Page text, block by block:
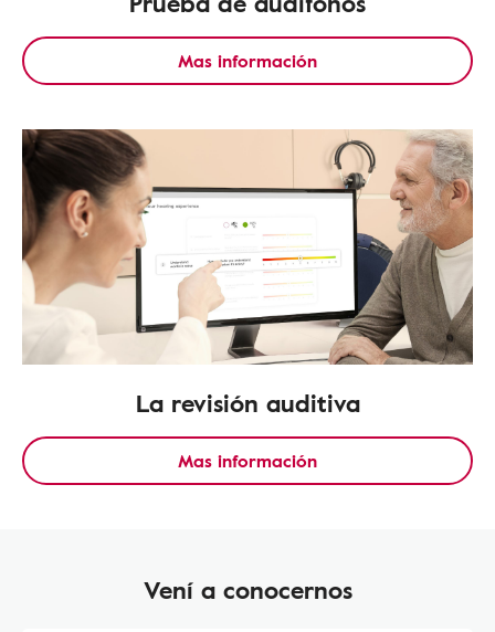
Mas información
La revisión auditiva
Mas información
Vení a conocernos